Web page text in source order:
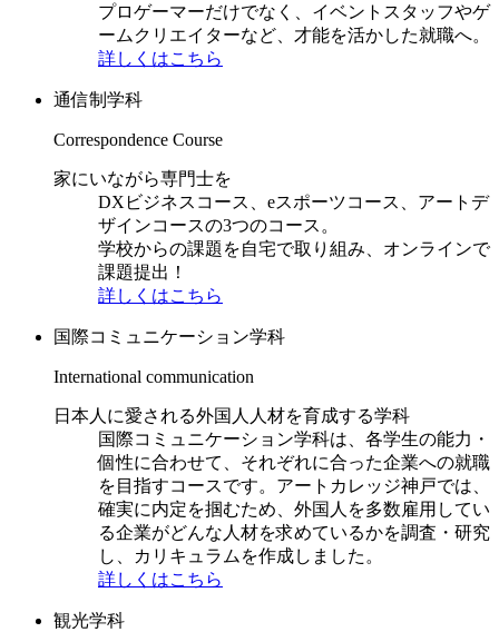
プロゲーマーだけでなく、イベントスタッフやゲ
ームクリエイターなど、才能を活かした就職へ。
詳しくはこちら
通信制学科
Correspondence Course
家にいながら専門士を
DXビジネスコース、eスポーツコース、アートデ
ザインコースの3つのコース。
学校からの課題を自宅で取り組み、オンラインで
課題提出！
詳しくはこちら
国際コミュニケーション学科
International communication
日本人に愛される外国人人材を育成する学科
国際コミュニケーション学科は、各学生の能力・
個性に合わせて、それぞれに合った企業への就職
を目指すコースです。アートカレッジ神戸では、
確実に内定を掴むため、外国人を多数雇用してい
る企業がどんな人材を求めているかを調査・研究
し、カリキュラムを作成しました。
詳しくはこちら
観光学科